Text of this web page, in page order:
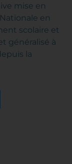
mise en
en
scolaire et
généralisé à
la